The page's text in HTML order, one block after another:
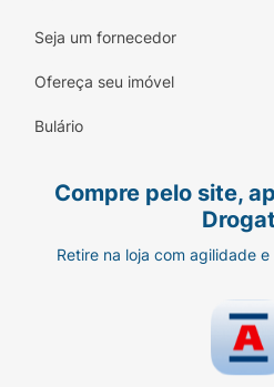
Seja um fornecedor
Ofereça seu imóvel
Bulário
Compre pelo site,
Retire na loja com agilidade